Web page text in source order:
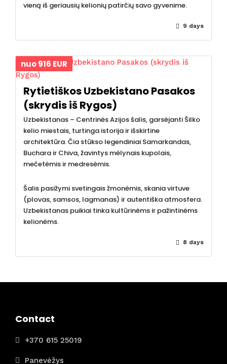
vieną iš geriausių kelionių patirčių savo gyvenime.
9 days
nuo 916 EUR
Rytietiškos Uzbekistano Pasakos
(skrydis iš Rygos)
Uzbekistanas – Centrinės Azijos šalis, garsėjanti Šilko
kelio miestais, turtinga istorija ir išskirtine
architektūra. Čia stūkso legendiniai Samarkandas,
Buchara ir Chiva, žavintys mėlynais kupolais,
mečetėmis ir medresėmis.
Šalis pasižymi svetingais žmonėmis, skania virtuve
(plovas, samsos, lagmanas) ir autentiška atmosfera.
Uzbekistanas puikiai tinka kultūrinėms ir pažintinėms
kelionėms.
8 days
Contact
+370 615 25019
Panevėžys